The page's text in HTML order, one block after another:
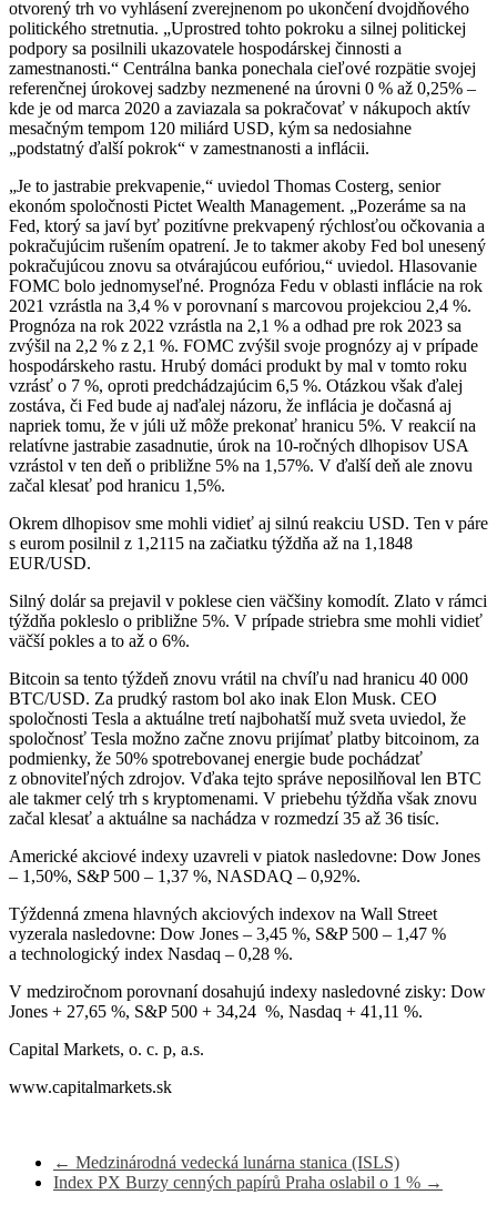
otvorený trh vo vyhlásení zverejnenom po ukončení dvojdňového
politického stretnutia. „Uprostred tohto pokroku a silnej politickej
podpory sa posilnili ukazovatele hospodárskej činnosti a
zamestnanosti.“ Centrálna banka ponechala cieľové rozpätie svojej
referenčnej úrokovej sadzby nezmenené na úrovni 0 % až 0,25% –
kde je od marca 2020 a zaviazala sa pokračovať v nákupoch aktív
mesačným tempom 120 miliárd USD, kým sa nedosiahne
„podstatný ďalší pokrok“ v zamestnanosti a inflácii.
„Je to jastrabie prekvapenie,“ uviedol Thomas Costerg, senior
ekonóm spoločnosti Pictet Wealth Management. „Pozeráme sa na
Fed, ktorý sa javí byť pozitívne prekvapený rýchlosťou očkovania a
pokračujúcim rušením opatrení. Je to takmer akoby Fed bol unesený
pokračujúcou znovu sa otvárajúcou eufóriou,“ uviedol. Hlasovanie
FOMC bolo jednomyseľné. Prognóza Fedu v oblasti inflácie na rok
2021 vzrástla na 3,4 % v porovnaní s marcovou projekciou 2,4 %.
Prognóza na rok 2022 vzrástla na 2,1 % a odhad pre rok 2023 sa
zvýšil na 2,2 % z 2,1 %. FOMC zvýšil svoje prognózy aj v prípade
hospodárskeho rastu. Hrubý domáci produkt by mal v tomto roku
vzrásť o 7 %, oproti predchádzajúcim 6,5 %. Otázkou však ďalej
zostáva, či Fed bude aj naďalej názoru, že inflácia je dočasná aj
napriek tomu, že v júli už môže prekonať hranicu 5%. V reakcií na
relatívne jastrabie zasadnutie, úrok na 10-ročných dlhopisov USA
vzrástol v ten deň o približne 5% na 1,57%. V ďalší deň ale znovu
začal klesať pod hranicu 1,5%.
Okrem dlhopisov sme mohli vidieť aj silnú reakciu USD. Ten v páre
s eurom posilnil z 1,2115 na začiatku týždňa až na 1,1848
EUR/USD.
Silný dolár sa prejavil v poklese cien väčšiny komodít. Zlato v rámci
týždňa pokleslo o približne 5%. V prípade striebra sme mohli vidieť
väčší pokles a to až o 6%.
Bitcoin sa tento týždeň znovu vrátil na chvíľu nad hranicu 40 000
BTC/USD. Za prudký rastom bol ako inak Elon Musk. CEO
spoločnosti Tesla a aktuálne tretí najbohatší muž sveta uviedol, že
spoločnosť Tesla možno začne znovu prijímať platby bitcoinom, za
podmienky, že 50% spotrebovanej energie bude pochádzať
z obnoviteľných zdrojov. Vďaka tejto správe neposilňoval len BTC
ale takmer celý trh s kryptomenami. V priebehu týždňa však znovu
začal klesať a aktuálne sa nachádza v rozmedzí 35 až 36 tisíc.
Americké akciové indexy uzavreli v piatok nasledovne: Dow Jones
– 1,50%, S&P 500 – 1,37 %, NASDAQ – 0,92%.
Týždenná zmena hlavných akciových indexov na Wall Street
vyzerala nasledovne: Dow Jones – 3,45 %, S&P 500 – 1,47 %
a technologický index Nasdaq – 0,28 %.
V medziročnom porovnaní dosahujú indexy nasledovné zisky: Dow
Jones + 27,65 %, S&P 500 + 34,24 %, Nasdaq + 41,11 %.
Capital Markets, o. c. p, a.s.
www.capitalmarkets.sk
← Medzinárodná vedecká lunárna stanica (ISLS)
Index PX Burzy cenných papírů Praha oslabil o 1 % →